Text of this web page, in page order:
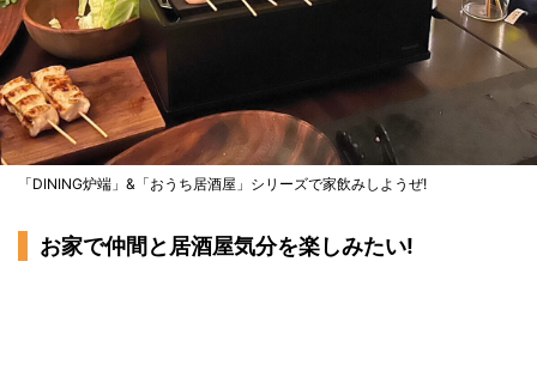
「DINING炉端」&「おうち居酒屋」シリーズで家飲みしようぜ!
お家で仲間と居酒屋気分を楽しみたい!